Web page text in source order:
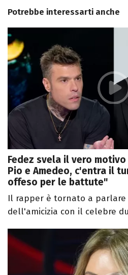
Potrebbe interessarti anche
Fedez svela il vero
Pio e Amedeo, c'entra il
offeso per le battute"
Il rapper è tornato a
dell'amicizia con il celebre